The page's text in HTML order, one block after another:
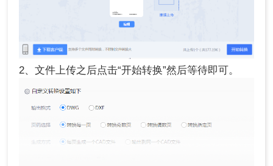
2、文件上传之后点击“开始转换”然后等待即可。